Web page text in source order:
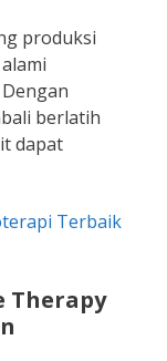
produksi
berlatih
dapat
Terbaik
Therapy